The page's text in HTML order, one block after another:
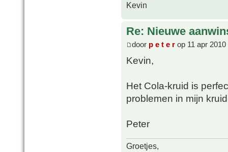
Kevin
Re: Nieuwe
door p e t e r op 11 apr 2010
Kevin,
Het Cola-kruid is
problemen in mijn
Peter
Groetjes,